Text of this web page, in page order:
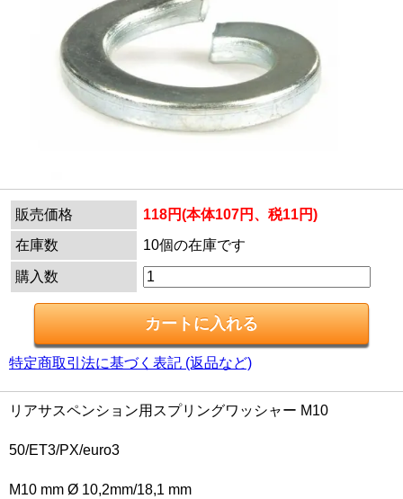
販売価格
118円(本体107円、税11円)
在庫数
10個の在庫です
購入数
特定商取引法に基づく表記 (返品など)
リアサスペンション用スプリングワッシャー M10
50/ET3/PX/euro3
M10 mm Ø 10,2mm/18,1 mm